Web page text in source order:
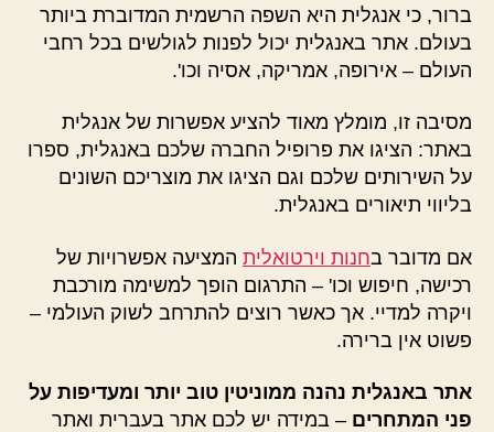
ברור, כי אנגלית היא השפה הרשמית המדוברת ביותר
בעולם. אתר באנגלית יכול לפנות לגולשים בכל רחבי
העולם – אירופה, אמריקה, אסיה וכו'.
מסיבה זו, מומלץ מאוד להציע אפשרות של אנגלית
באתר: הציגו את פרופיל החברה שלכם באנגלית, ספרו
על השירותים שלכם וגם הציגו את מוצריכם השונים
בליווי תיאורים באנגלית.
אם מדובר בחנות וירטואלית המציעה אפשרויות של
רכישה, חיפוש וכו' – התרגום הופך למשימה מורכבת
ויקרה למדיי. אך כאשר רוצים להתרחב לשוק העולמי –
פשוט אין ברירה.
אתר באנגלית נהנה ממוניטין טוב יותר ומעדיפות על
פני המתחרים – במידה יש לכם אתר בעברית ואתר